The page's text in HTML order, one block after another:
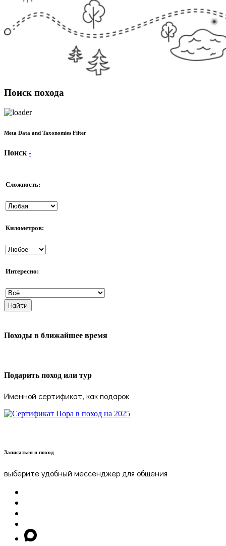
Поиск похода
Meta Data and Taxonomies Filter
Поиск -
Сложность:
Километров:
Интересно:
Походы в ближайшее время
Подарить поход или тур
Именной сертификат, как подарок
Записаться в поход
выберите удобный мессенджер для общения